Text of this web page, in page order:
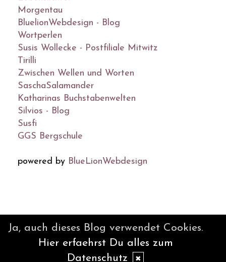
Morgentau
BluelionWebdesign - Blog
Wortperlen
Susis Wollecke - Postfiliale Mitwitz
Tirilli
Zwischen Wellen und Worten
SaschaSalamander
Katharinas Buchstabenwelten
Silvios - Blog
Susfi
GGS Bergschule
powered by BlueLionWebdesign
BlueLionWebdesign.de
Ja, auch dieses Blog verwendet Cookies.
Hier erfaehrst Du alles zum
Datenschutz
✖